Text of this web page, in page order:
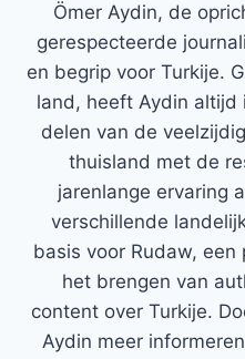
Ömer Aydin, de
gerespecteerde
en begrip voor Turkije.
land, heeft Aydin
delen van de
thuisland met de
jarenlange ervaring
verschillende
basis voor Rudaw,
het brengen van
content over Turkije.
Aydin meer